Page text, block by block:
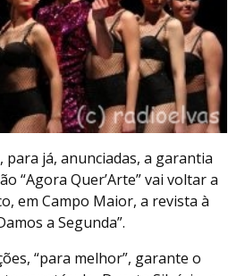
para já, anunciadas, a garantia
“Agora Quer’Arte” vai voltar a
em Campo Maior, a revista à
a Segunda”.
“para melhor”, garante o